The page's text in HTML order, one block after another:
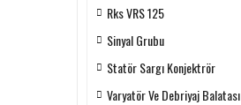
Rks VRS 125
Sinyal Grubu
Statör Sargı Konjektrör
Varyatör Ve Debriyaj Balatası